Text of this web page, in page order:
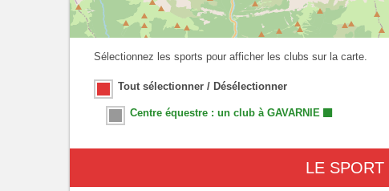
Sélectionnez les sports pour afficher les clubs sur la carte.
Tout sélectionner / Désélectionner
Centre équestre : un club à GAVARNIE
LE SPORT